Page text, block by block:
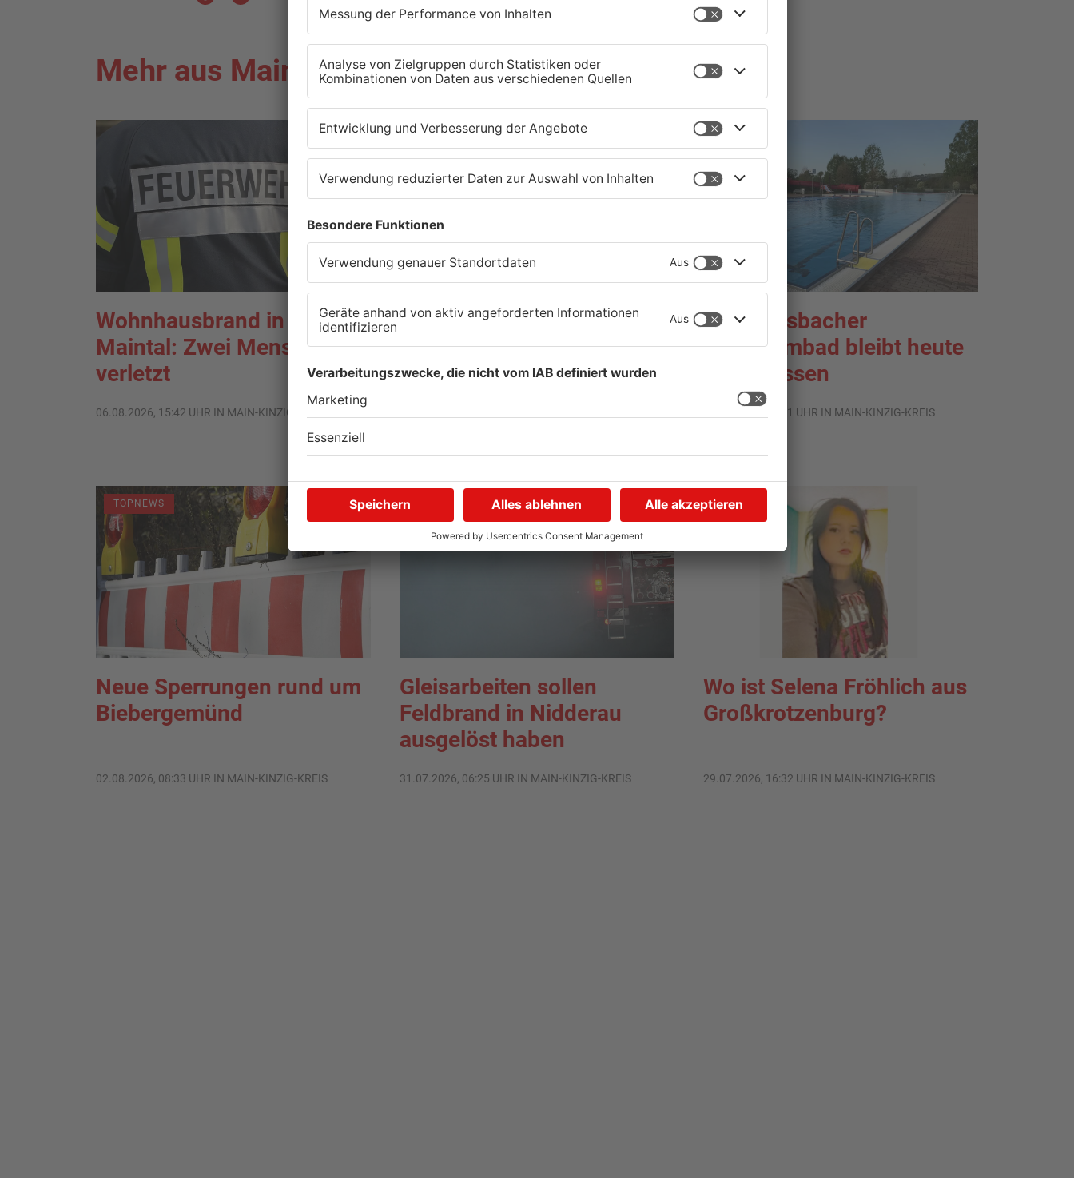
Mehr aus Main-Kinzig-Kreis
Wohnhausbrand in
Maintal: Zwei Menschen
verletzt
06.08.2026, 15:42 UHR IN MAIN-KINZIG-KREIS
Gute Nachrichten für
Pendler im Main-Kinzig-
Kreis und in Hanau
Wächtersbacher
Schwimmbad bleibt heute
geschlossen
05.08.2026, 07:31 UHR IN MAIN-KINZIG-KREIS
TOPNEWS
Neue Sperrungen rund um
Biebergemünd
02.08.2026, 08:33 UHR IN MAIN-KINZIG-KREIS
Gleisarbeiten sollen
Feldbrand in Nidderau
ausgelöst haben
31.07.2026, 06:25 UHR IN MAIN-KINZIG-KREIS
Wo ist Selena Fröhlich aus
Großkrotzenburg?
29.07.2026, 16:32 UHR IN MAIN-KINZIG-KREIS